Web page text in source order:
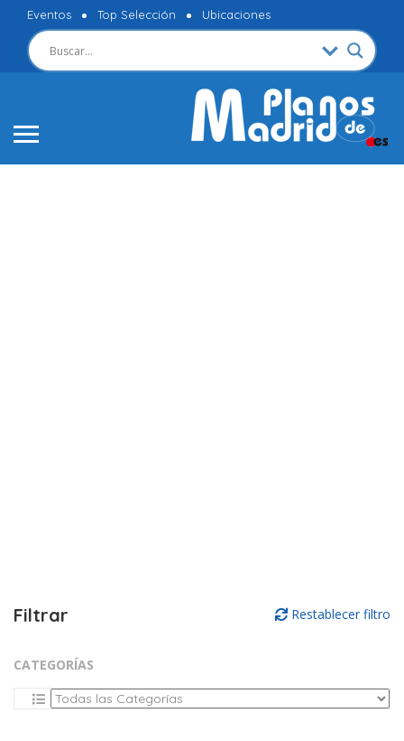
Eventos Top Selección Ubicaciones
Filtrar Restablecer filtro
CATEGORÍAS